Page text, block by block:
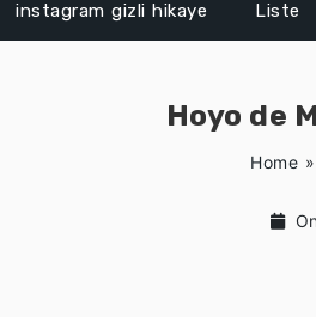
instagram gizli hikaye Liste
Hoyo de
Home »